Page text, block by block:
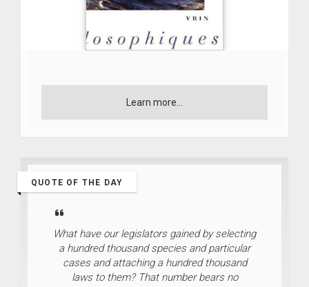
Learn more...
QUOTE OF THE DAY
What have our legislators gained by selecting
a hundred thousand species and particular
cases and attaching a hundred thousand
laws to them? That number bears no